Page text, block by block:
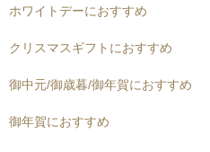
ホワイトデーにおすすめ
クリスマスギフトにおすすめ
御中元/御歳暮/御年賀におすすめ
御年賀におすすめ